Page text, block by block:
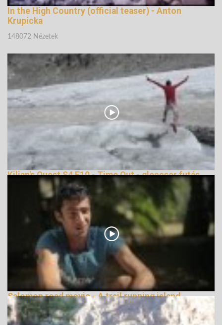
In the High Country (official teaser) - Anton
Krupicka
148072 Nézetek
Kilian's Quest S4 E10 - Time Out - gleccser futás
144826 Nézetek
Salomon road movie - A trail running island
148632 Nézetek